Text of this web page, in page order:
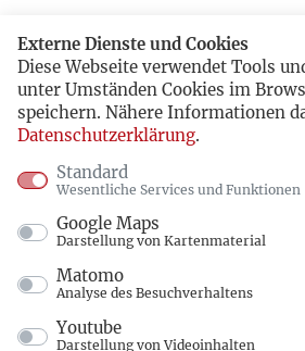
Externe Dienste und Cookies
Diese Webseite verwendet Tools
unter Umständen Cookies im
speichern. Nähere Informationen
Datenschutzerklärung.
Standard
Wesentliche Services und Funktionen
Google Maps
Darstellung von Kartenmaterial
Matomo
Analyse des Besuchverhaltens
Youtube
Darstellung von Videoinhalten